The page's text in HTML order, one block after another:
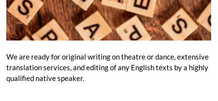
We are ready for original writing on theatre or dance, extensive
translation services, and editing of any English texts by a highly
qualified native speaker.